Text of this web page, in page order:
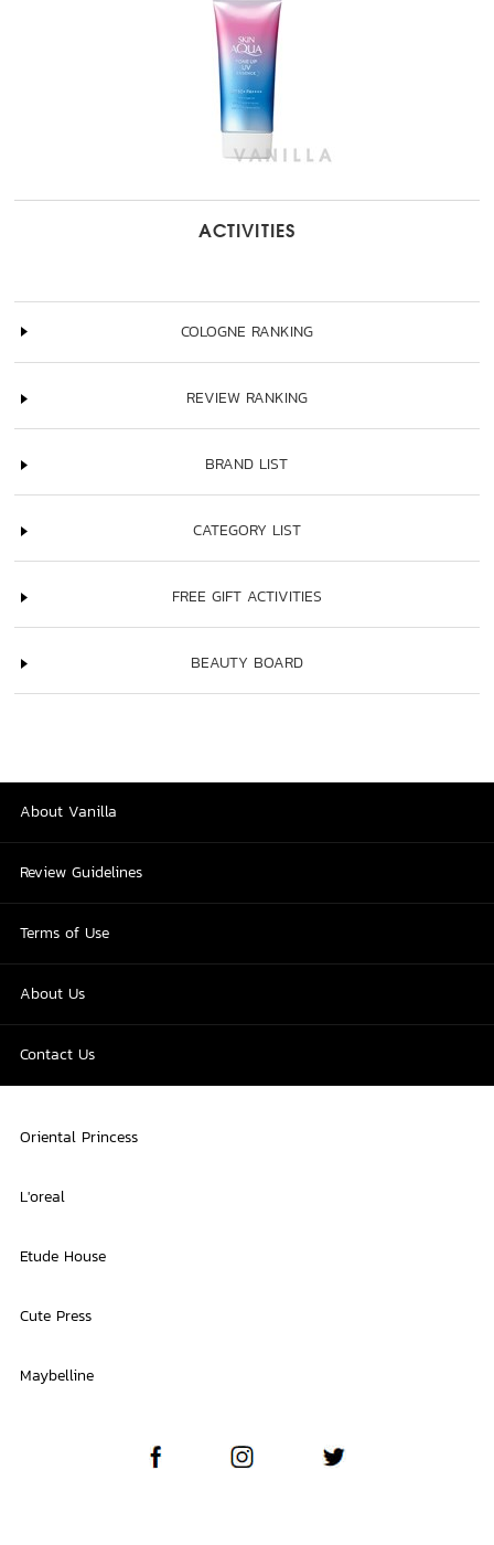
ACTIVITIES
COLOGNE RANKING
REVIEW RANKING
BRAND LIST
CATEGORY LIST
FREE GIFT ACTIVITIES
BEAUTY BOARD
About Vanilla
Review Guidelines
Terms of Use
About Us
Contact Us
Oriental Princess
L'oreal
Etude House
Cute Press
Maybelline